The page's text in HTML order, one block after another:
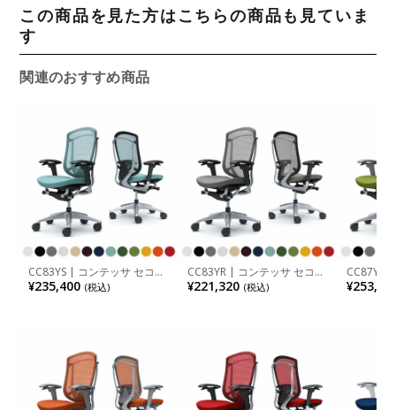
この商品を見た方はこちらの商品も見ていま
す
関連のおすすめ商品
CC83YS | コンテッサ セコン
ダ Contessa II 2 ハイバック
座クッション アジャストアー
¥235,400 (税込)
CC83YR | コンテッサ セコン
ダ Contessa II 2 ハイバック
座クッション アジャストアー
¥221,320 (税込)
CC87YA
ダ
ハイバッ